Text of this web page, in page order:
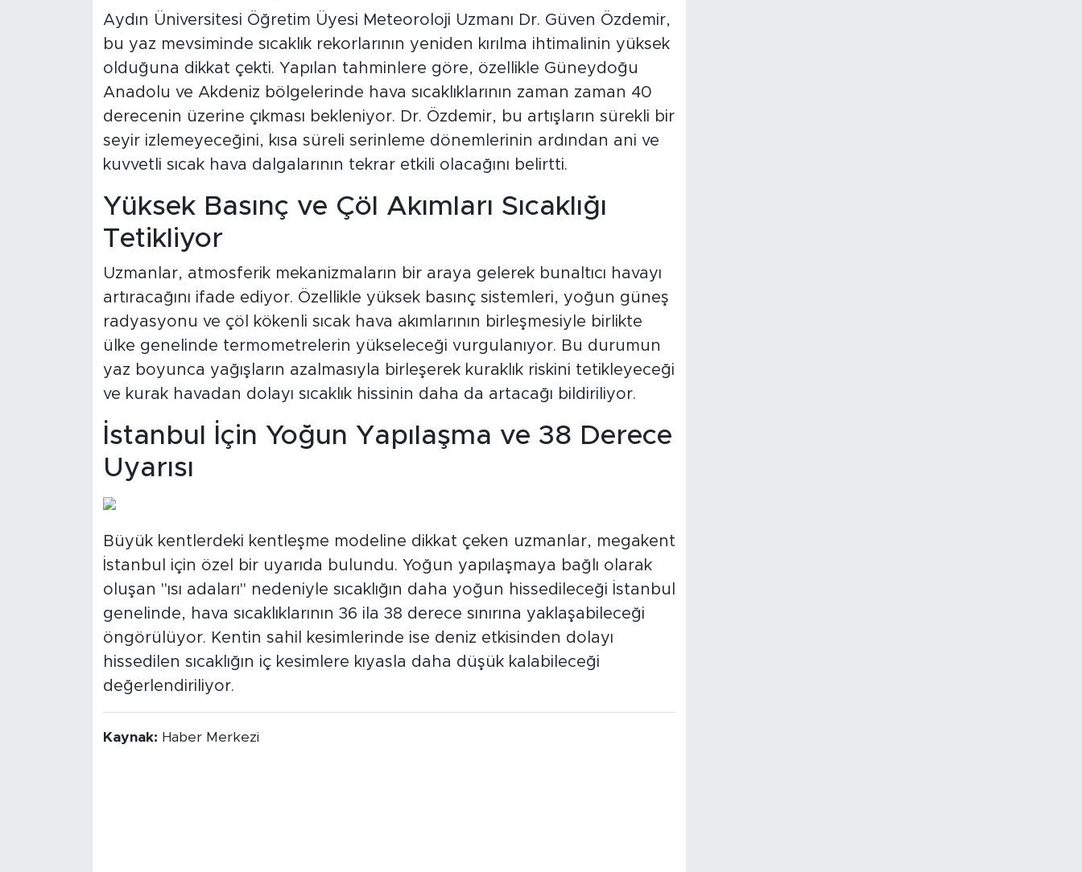
Aydın Üniversitesi Öğretim Üyesi Meteoroloji Uzmanı Dr. Güven Özdemir,
bu yaz mevsiminde sıcaklık rekorlarının yeniden kırılma ihtimalinin yüksek
olduğuna dikkat çekti. Yapılan tahminlere göre, özellikle Güneydoğu
Anadolu ve Akdeniz bölgelerinde hava sıcaklıklarının zaman zaman 40
derecenin üzerine çıkması bekleniyor. Dr. Özdemir, bu artışların sürekli bir
seyir izlemeyeceğini, kısa süreli serinleme dönemlerinin ardından ani ve
kuvvetli sıcak hava dalgalarının tekrar etkili olacağını belirtti.
Yüksek Basınç ve Çöl Akımları Sıcaklığı
Tetikliyor
Uzmanlar, atmosferik mekanizmaların bir araya gelerek bunaltıcı havayı
artıracağını ifade ediyor. Özellikle yüksek basınç sistemleri, yoğun güneş
radyasyonu ve çöl kökenli sıcak hava akımlarının birleşmesiyle birlikte
ülke genelinde termometrelerin yükseleceği vurgulanıyor. Bu durumun
yaz boyunca yağışların azalmasıyla birleşerek kuraklık riskini tetikleyeceği
ve kurak havadan dolayı sıcaklık hissinin daha da artacağı bildiriliyor.
İstanbul İçin Yoğun Yapılaşma ve 38 Derece
Uyarısı
Büyük kentlerdeki kentleşme modeline dikkat çeken uzmanlar, megakent
İstanbul için özel bir uyarıda bulundu. Yoğun yapılaşmaya bağlı olarak
oluşan "ısı adaları" nedeniyle sıcaklığın daha yoğun hissedileceği İstanbul
genelinde, hava sıcaklıklarının 36 ila 38 derece sınırına yaklaşabileceği
öngörülüyor. Kentin sahil kesimlerinde ise deniz etkisinden dolayı
hissedilen sıcaklığın iç kesimlere kıyasla daha düşük kalabileceği
değerlendiriliyor.
Kaynak: Haber Merkezi